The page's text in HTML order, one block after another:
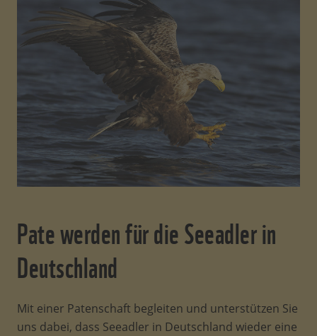
Pate werden für die Seeadler in
Deutschland
Mit einer Patenschaft begleiten und unterstützen Sie
uns dabei, dass Seeadler in Deutschland wieder eine